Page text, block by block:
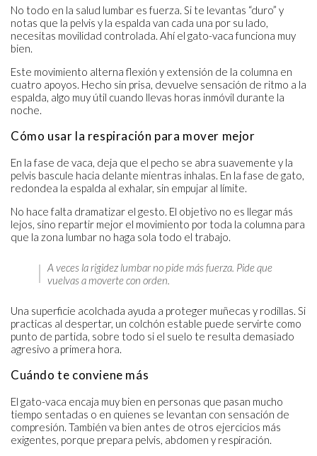
No todo en la salud lumbar es fuerza. Si te levantas “duro” y
notas que la pelvis y la espalda van cada una por su lado,
necesitas movilidad controlada. Ahí el gato-vaca funciona muy
bien.
Este movimiento alterna flexión y extensión de la columna en
cuatro apoyos. Hecho sin prisa, devuelve sensación de ritmo a la
espalda, algo muy útil cuando llevas horas inmóvil durante la
noche.
Cómo usar la respiración para mover mejor
En la fase de vaca, deja que el pecho se abra suavemente y la
pelvis bascule hacia delante mientras inhalas. En la fase de gato,
redondea la espalda al exhalar, sin empujar al límite.
No hace falta dramatizar el gesto. El objetivo no es llegar más
lejos, sino repartir mejor el movimiento por toda la columna para
que la zona lumbar no haga sola todo el trabajo.
A veces la rigidez lumbar no pide más fuerza. Pide que
vuelvas a moverte con orden.
Una superficie acolchada ayuda a proteger muñecas y rodillas. Si
practicas al despertar, un colchón estable puede servirte como
punto de partida, sobre todo si el suelo te resulta demasiado
agresivo a primera hora.
Cuándo te conviene más
El gato-vaca encaja muy bien en personas que pasan mucho
tiempo sentadas o en quienes se levantan con sensación de
compresión. También va bien antes de otros ejercicios más
exigentes, porque prepara pelvis, abdomen y respiración.